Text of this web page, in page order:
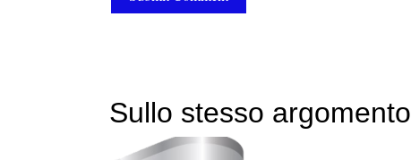
Sullo stesso argomento